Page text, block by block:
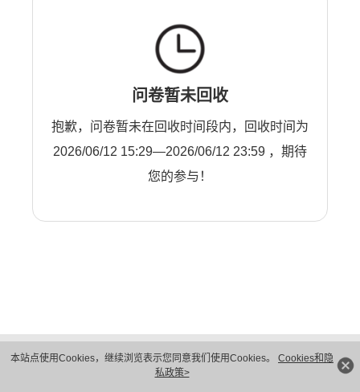
本站点使用Cookies，继续浏览表示您同意我们使用Cookies。 Cookies和隐
私政策>
问卷暂未回收
抱歉，问卷暂未在回收时间段内，回收时间为
2026/06/12 15:29—2026/06/12 23:59 ，期待
您的参与！
隐私保护
法律声明